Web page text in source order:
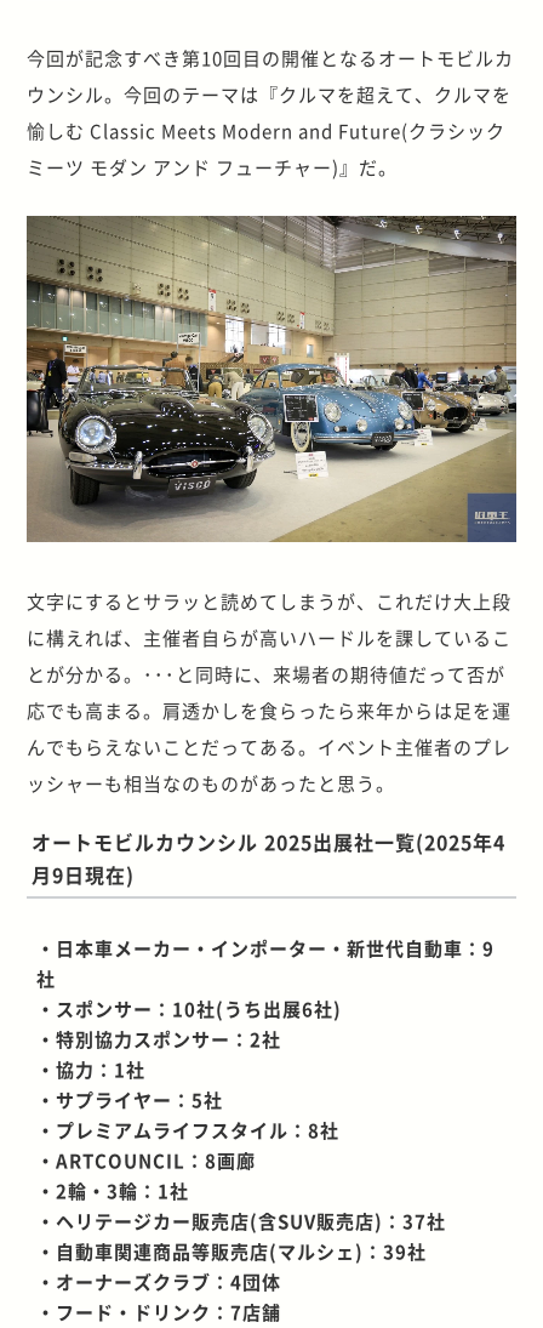
今回が記念すべき第10回目の開催となるオートモビルカ
ウンシル。今回のテーマは『クルマを超えて、クルマを
愉しむ Classic Meets Modern and Future(クラシック
ミーツ モダン アンド フューチャー)』だ。
文字にするとサラッと読めてしまうが、これだけ大上段
に構えれば、主催者自らが高いハードルを課しているこ
とが分かる。･･･と同時に、来場者の期待値だって否が
応でも高まる。肩透かしを食らったら来年からは足を運
んでもらえないことだってある。イベント主催者のプレ
ッシャーも相当なのものがあったと思う。
オートモビルカウンシル 2025出展社一覧(2025年4
月9日現在)
・日本車メーカー・インポーター・新世代自動車：9
社
・スポンサー：10社(うち出展6社)
・特別協力スポンサー：2社
・協力：1社
・サプライヤー：5社
・プレミアムライフスタイル：8社
・ARTCOUNCIL：8画廊
・2輪・3輪：1社
・ヘリテージカー販売店(含SUV販売店)：37社
・自動車関連商品等販売店(マルシェ)：39社
・オーナーズクラブ：4団体
・フード・ドリンク：7店舗